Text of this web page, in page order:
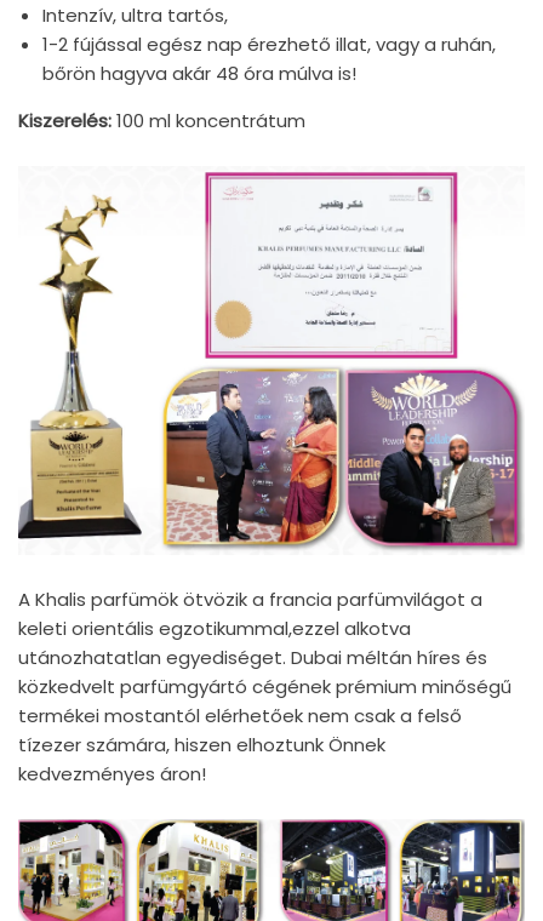
Intenzív, ultra tartós,
1-2 fújással egész nap érezhető illat, vagy a ruhán,
bőrön hagyva akár 48 óra múlva is!
Kiszerelés:100 ml koncentrátum
A Khalis parfümök ötvözik a francia parfümvilágot a
keleti orientális egzotikummal,ezzel alkotva
utánozhatatlan egyediséget. Dubai méltán híres és
közkedvelt parfümgyártó cégének prémium minőségű
termékei mostantól elérhetőek nem csak a felső
tízezer számára, hiszen elhoztunk Önnek
kedvezményes áron!